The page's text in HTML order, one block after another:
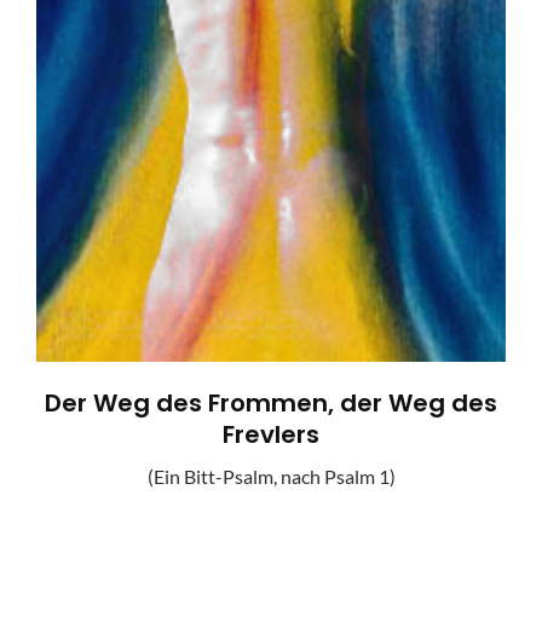
Der Weg des Frommen, der Weg des
Frevlers
(Ein Bitt-Psalm, nach Psalm 1)